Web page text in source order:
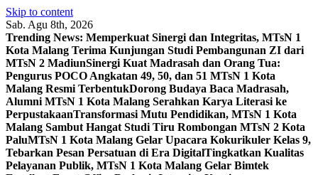
Skip to content
Sab. Agu 8th, 2026
Trending News: Memperkuat Sinergi dan Integritas, MTsN 1
Kota Malang Terima Kunjungan Studi Pembangunan ZI dari
MTsN 2 MadiunSinergi Kuat Madrasah dan Orang Tua:
Pengurus POCO Angkatan 49, 50, dan 51 MTsN 1 Kota
Malang Resmi TerbentukDorong Budaya Baca Madrasah,
Alumni MTsN 1 Kota Malang Serahkan Karya Literasi ke
PerpustakaanTransformasi Mutu Pendidikan, MTsN 1 Kota
Malang Sambut Hangat Studi Tiru Rombongan MTsN 2 Kota
PaluMTsN 1 Kota Malang Gelar Upacara Kokurikuler Kelas 9,
Tebarkan Pesan Persatuan di Era DigitalTingkatkan Kualitas
Pelayanan Publik, MTsN 1 Kota Malang Gelar Bimtek